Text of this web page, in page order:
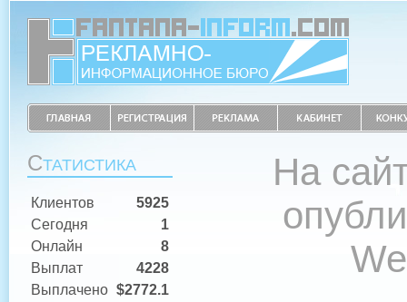
СТАТИСТИКА
Клиентов
5925
Сегодня
1
Онлайн
8
Выплат
4228
Выплачено $2772.1
На